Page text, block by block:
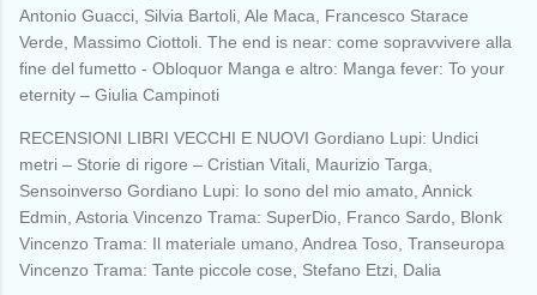
Antonio Guacci, Silvia Bartoli, Ale Maca, Francesco Starace
Verde, Massimo Ciottoli. The end is near: come sopravvivere alla
fine del fumetto - Obloquor Manga e altro: Manga fever: To your
eternity – Giulia Campinoti
RECENSIONI LIBRI VECCHI E NUOVI Gordiano Lupi: Undici
metri – Storie di rigore – Cristian Vitali, Maurizio Targa,
Sensoinverso Gordiano Lupi: Io sono del mio amato, Annick
Edmin, Astoria Vincenzo Trama: SuperDio, Franco Sardo, Blonk
Vincenzo Trama: Il materiale umano, Andrea Toso, Transeuropa
Vincenzo Trama: Tante piccole cose, Stefano Etzi, Dalia